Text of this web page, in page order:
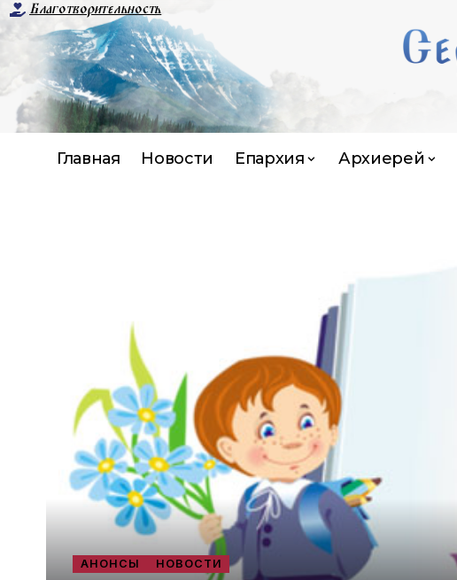
Благотворительность
Главная Новости Епархия Архиерей
АНОНСЫ НОВОСТИ